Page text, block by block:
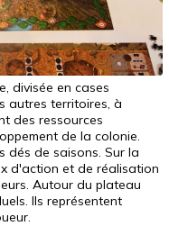
divisée en cases
autres territoires, à
des ressources
de la colonie.
dés de saisons. Sur la
d'action et de réalisation
Autour du plateau
Ils représentent